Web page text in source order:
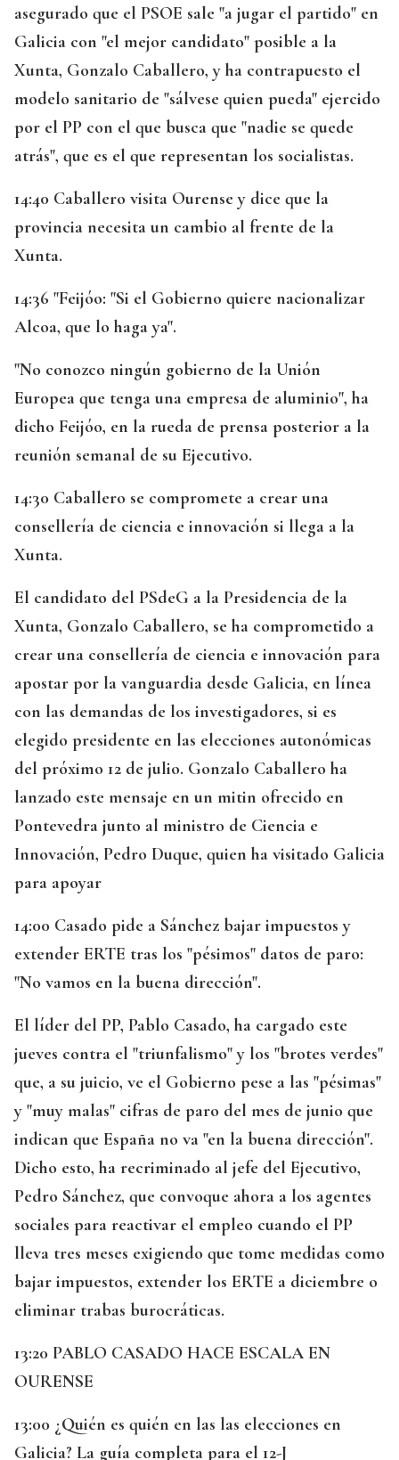
asegurado que el PSOE sale "a jugar el partido" en
Galicia con "el mejor candidato" posible a la
Xunta, Gonzalo Caballero, y ha contrapuesto el
modelo sanitario de "sálvese quien pueda" ejercido
por el PP con el que busca que "nadie se quede
atrás", que es el que representan los socialistas.
14:40 Caballero visita Ourense y dice que la
provincia necesita un cambio al frente de la
Xunta.
14:36 "Feijóo: "Si el Gobierno quiere nacionalizar
Alcoa, que lo haga ya".
"No conozco ningún gobierno de la Unión
Europea que tenga una empresa de aluminio", ha
dicho Feijóo, en la rueda de prensa posterior a la
reunión semanal de su Ejecutivo.
14:30 Caballero se compromete a crear una
consellería de ciencia e innovación si llega a la
Xunta.
El candidato del PSdeG a la Presidencia de la
Xunta, Gonzalo Caballero, se ha comprometido a
crear una consellería de ciencia e innovación para
apostar por la vanguardia desde Galicia, en línea
con las demandas de los investigadores, si es
elegido presidente en las elecciones autonómicas
del próximo 12 de julio. Gonzalo Caballero ha
lanzado este mensaje en un mitin ofrecido en
Pontevedra junto al ministro de Ciencia e
Innovación, Pedro Duque, quien ha visitado Galicia
para apoyar
14:00 Casado pide a Sánchez bajar impuestos y
extender ERTE tras los "pésimos" datos de paro:
"No vamos en la buena dirección".
El líder del PP, Pablo Casado, ha cargado este
jueves contra el "triunfalismo" y los "brotes verdes"
que, a su juicio, ve el Gobierno pese a las "pésimas"
y "muy malas" cifras de paro del mes de junio que
indican que España no va "en la buena dirección".
Dicho esto, ha recriminado al jefe del Ejecutivo,
Pedro Sánchez, que convoque ahora a los agentes
sociales para reactivar el empleo cuando el PP
lleva tres meses exigiendo que tome medidas como
bajar impuestos, extender los ERTE a diciembre o
eliminar trabas burocráticas.
13:20 PABLO CASADO HACE ESCALA EN
OURENSE
13:00 ¿Quién es quién en las las elecciones en
Galicia? La guía completa para el 12-J